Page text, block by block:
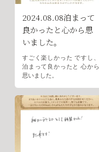
2024.08.08泊まって
良かったと心から思
いました。
すごく楽しかった ですし、
泊まって良かったと 心から
思いました。